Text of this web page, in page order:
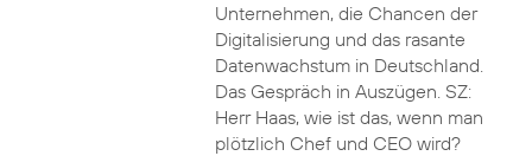
Unternehmen, die Chancen der
Digitalisierung und das rasante
Datenwachstum in Deutschland.
Das Gespräch in Auszügen. SZ:
Herr Haas, wie ist das, wenn man
plötzlich Chef und CEO wird?